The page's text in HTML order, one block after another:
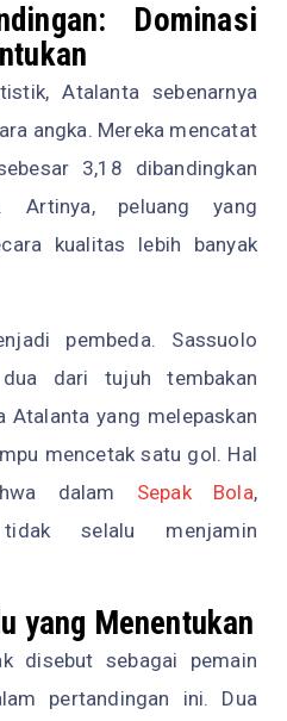
Dominasi
Atalanta sebenarnya
angka. Mereka mencatat
3,18 dibandingkan
Artinya, peluang yang
kualitas lebih banyak
pembeda. Sassuolo
dari tujuh tembakan
Atalanta yang melepaskan
mencetak satu gol. Hal
dalam Sepak Bola,
selalu menjamin
yang Menentukan
disebut sebagai pemain
pertandingan ini. Dua